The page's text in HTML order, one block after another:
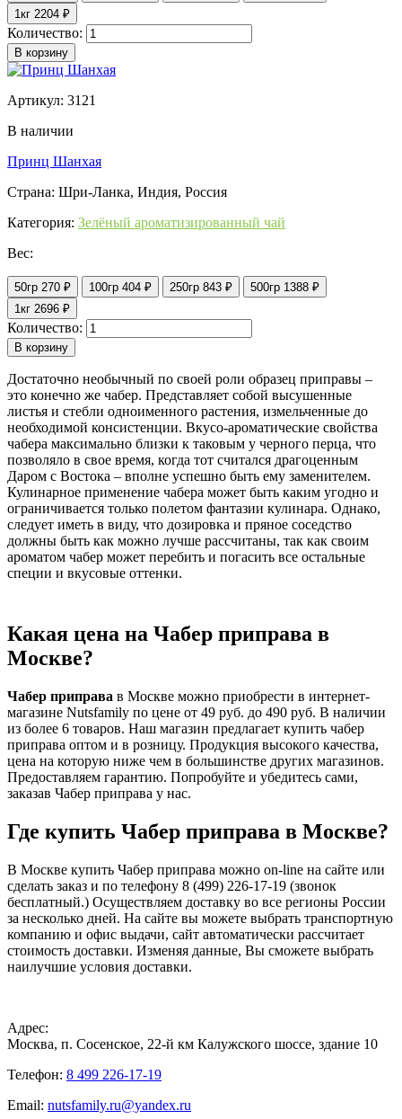
1кг 2204 ₽
Количество:
В корзину
Артикул: 3121
В наличии
Принц Шанхая
Страна: Шри-Ланка, Индия, Россия
Категория: Зелёный ароматизированный чай
Вес:
50гр 270 ₽ 100гр 404 ₽ 250гр 843 ₽ 500гр 1388 ₽
1кг 2696 ₽
Количество:
В корзину
Достаточно необычный по своей роли образец приправы –
это конечно же чабер. Представляет собой высушенные
листья и стебли одноименного растения, измельченные до
необходимой консистенции. Вкусо-ароматические свойства
чабера максимально близки к таковым у черного перца, что
позволяло в свое время, когда тот считался драгоценным
Даром с Востока – вполне успешно быть ему заменителем.
Кулинарное применение чабера может быть каким угодно и
ограничивается только полетом фантазии кулинара. Однако,
следует иметь в виду, что дозировка и пряное соседство
должны быть как можно лучше рассчитаны, так как своим
ароматом чабер может перебить и погасить все остальные
специи и вкусовые оттенки.
Какая цена на Чабер приправа в
Москве?
Чабер приправа в Москве можно приобрести в интернет-
магазине Nutsfamily по цене от 49 руб. до 490 руб. В наличии
из более 6 товаров. Наш магазин предлагает купить чабер
приправа оптом и в розницу. Продукция высокого качества,
цена на которую ниже чем в большинстве других магазинов.
Предоставляем гарантию. Попробуйте и убедитесь сами,
заказав Чабер приправа у нас.
Где купить Чабер приправа в Москве?
В Москве купить Чабер приправа можно on-line на сайте или
сделать заказ и по телефону 8 (499) 226-17-19 (звонок
бесплатный.) Осуществляем доставку во все регионы России
за несколько дней. На сайте вы можете выбрать транспортную
компанию и офис выдачи, сайт автоматически рассчитает
стоимость доставки. Изменяя данные, Вы сможете выбрать
наилучшие условия доставки.
Адрес:
Москва, п. Сосенское, 22-й км Калужского шоссе, здание 10
Телефон: 8 499 226-17-19
Email: nutsfamily.ru@yandex.ru